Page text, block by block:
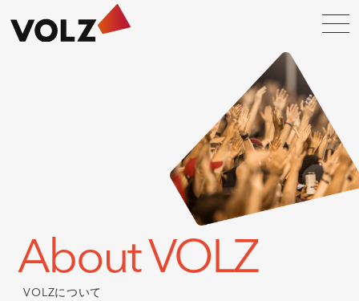
About VOLZ
VOLZについて